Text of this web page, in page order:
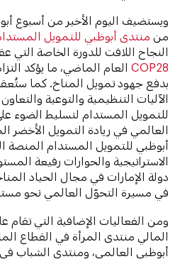
ويستضيف اليوم الأخير من أسبوع
منمنتدى أبوظبي للتمويل
النجاح اللافت للدورة الخاصة التي
COP28العام الماضي، ما يؤكد
بدفع جهود تمويل المناخ. كما
الآليات التنظيمية والتوعية
للتمويل المستدام لتسليط الضوء
العالمي في ريادة التمويل الأخضر
أبوظبي للتمويل المستدام المنصة
الاستراتيجية والحوارات رفيعة
دولة الإمارات في مجال الحياد
في مسيرة التحوّل العالمي نحو
ومن الفعاليات الإضافية التي
المالي منتدى المرأة في القطاع
أبوظبي العالمي، ومنتدى الشباب